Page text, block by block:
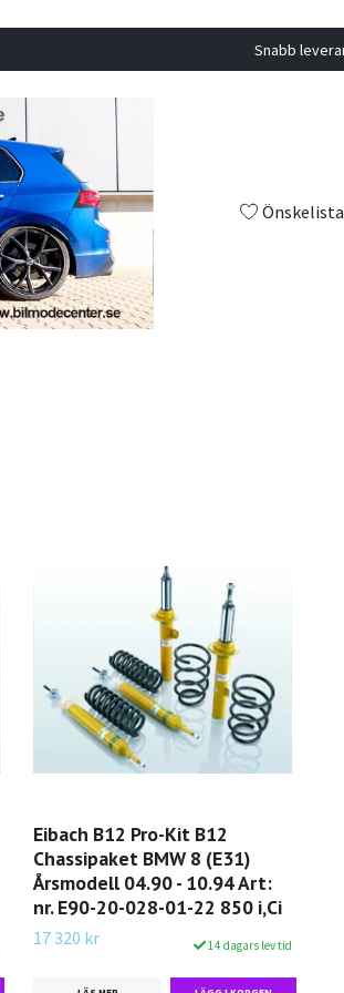
Snabb
Eibach B12 Pro-Kit B12
Chassipaket BMW 8 (E31)
Årsmodell 04.90 - 10.94 Art:
nr. E90-20-028-01-22 850 i,Ci
17 320 kr 14 dagars lev tid